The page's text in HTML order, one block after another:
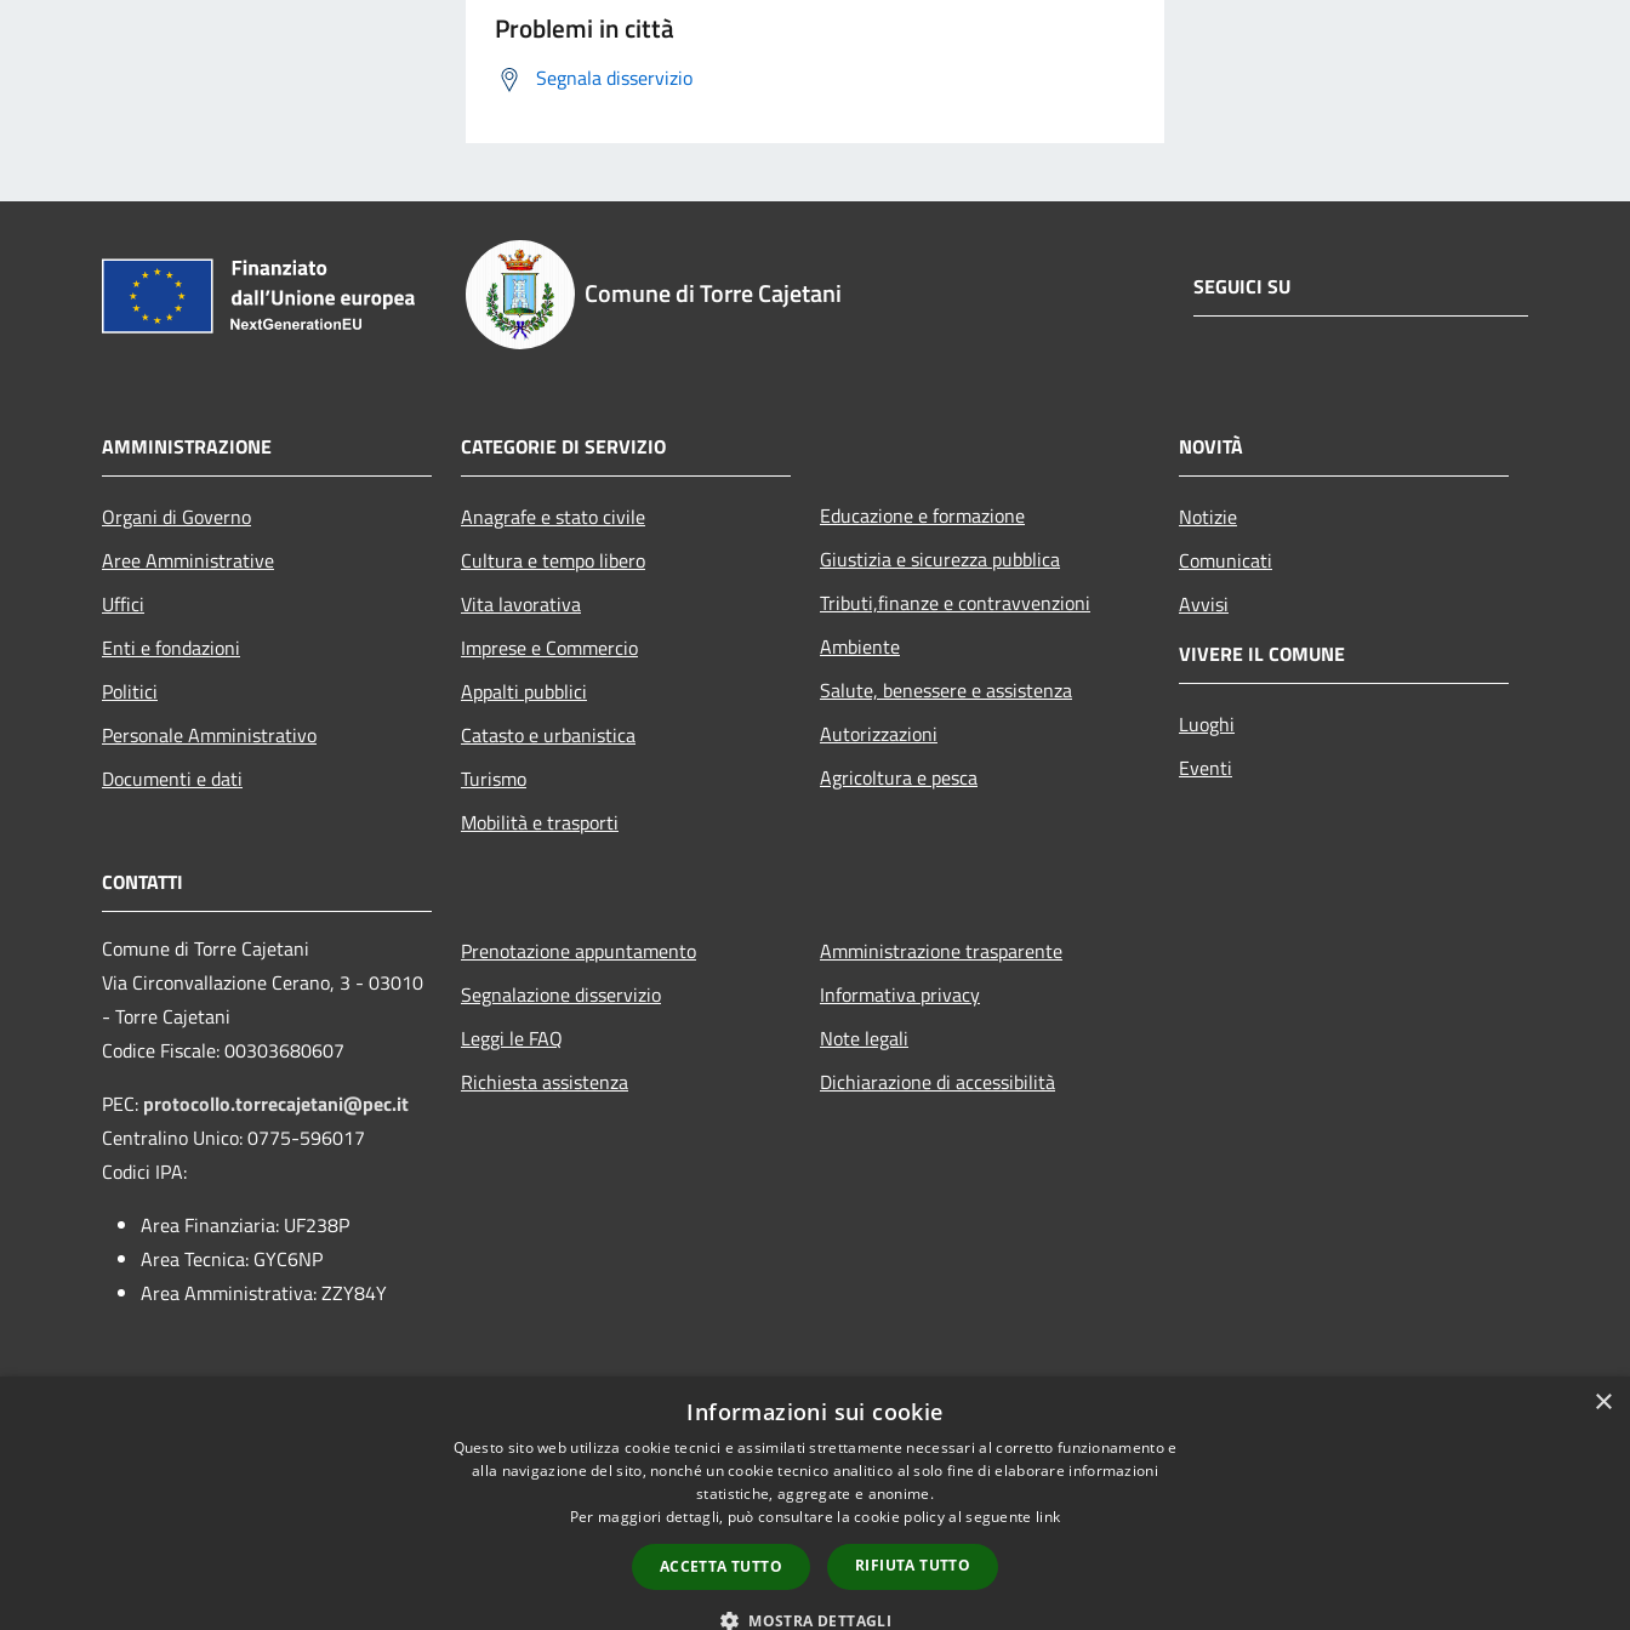
Problemi in città
Segnala disservizio
Comune di Torre Cajetani SEGUICI SU
AMMINISTRAZIONE
Organi di Governo
Aree Amministrative
Uffici
Enti e fondazioni
Politici
Personale Amministrativo
Documenti e dati
CATEGORIE DI SERVIZIO
Anagrafe e stato civile
Cultura e tempo libero
Vita lavorativa
Imprese e Commercio
Appalti pubblici
Catasto e urbanistica
Turismo
Mobilità e trasporti
Educazione e formazione
Giustizia e sicurezza pubblica
Tributi,finanze e contravvenzioni
Ambiente
Salute, benessere e assistenza
Autorizzazioni
Agricoltura e pesca
NOVITÀ
Notizie
Comunicati
Avvisi
VIVERE IL COMUNE
Luoghi
Eventi
CONTATTI
Comune di Torre Cajetani
Via Circonvallazione Cerano, 3 - 03010
- Torre Cajetani
Codice Fiscale: 00303680607
PEC: protocollo.torrecajetani@pec.it
Centralino Unico: 0775-596017
Codici IPA:
Area Finanziaria: UF238P
Area Tecnica: GYC6NP
Area Amministrativa: ZZY84Y
Prenotazione appuntamento
Segnalazione disservizio
Leggi le FAQ
Richiesta assistenza
Amministrazione trasparente
Informativa privacy
Note legali
Dichiarazione di accessibilità
Copyright © 2026 • Comune di Torre Cajetani • Powered by
×
Informazioni sui cookie
Questo sito web utilizza cookie tecnici e assimilati strettamente necessari al corretto funzionamento e
alla navigazione del sito, nonché un cookie tecnico analitico al solo fine di elaborare informazioni
statistiche, aggregate e anonime.
Per maggiori dettagli, può consultare la cookie policy al seguente link
ACCETTA TUTTO RIFIUTA TUTTO
MOSTRA DETTAGLI